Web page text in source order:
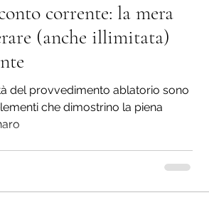
corrente: la mera
(anche illimitata)
del provvedimento ablatorio sono
che dimostrino la piena